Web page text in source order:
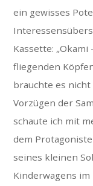
ein gewisses
Kassette: „Okami
fliegenden
brauchte es
Vorzügen der
schaute ich mit
dem
seines kleinen
Kinderwagens im